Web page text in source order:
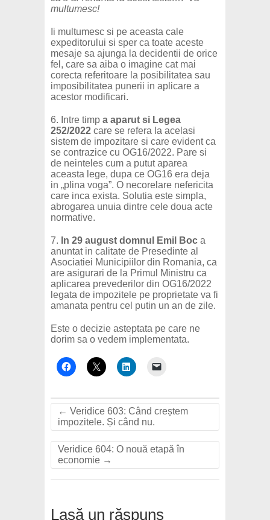
multumesc!
Ii multumesc si pe aceasta cale
expeditorului si sper ca toate aceste
mesaje sa ajunga la decidentii de orice
fel, care sa aiba o imagine cat mai
corecta referitoare la posibilitatea sau
imposibilitatea punerii in aplicare a
acestor modificari.
6. Intre timp a aparut si Legea
252/2022 care se refera la acelasi
sistem de impozitare si care evident ca
se contrazice cu OG16/2022. Pare si
de neinteles cum a putut aparea
aceasta lege, dupa ce OG16 era deja
in „plina voga”. O necorelare nefericita
care inca exista. Solutia este simpla,
abrogarea unuia dintre cele doua acte
normative.
7. In 29 august domnul Emil Boc a
anuntat in calitate de Presedinte al
Asociatiei Municipiilor din Romania, ca
are asigurari de la Primul Ministru ca
aplicarea prevederilor din OG16/2022
legata de impozitele pe proprietate va fi
amanata pentru cel putin un an de zile.
Este o decizie asteptata pe care ne
dorim sa o vedem implementata.
← Veridice 603: Când creștem
impozitele. Și când nu.
Veridice 604: O nouă etapă în
economie →
Lasă un răspuns